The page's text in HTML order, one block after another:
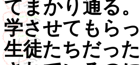
てまかり通る
学させてもら
生徒たちだっ